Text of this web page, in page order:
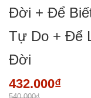
Đời + Để
Tự Do + Để
Đời
432.000₫